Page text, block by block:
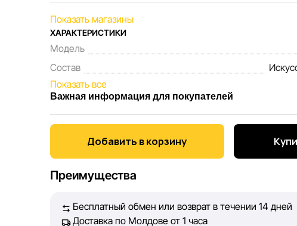
Показать магазины
ХАРАКТЕРИСТИКИ
Модель
Состав
Показать все
Важная информация для покупателей
Мы, команда сети магазинов Sportlandia, ценим
Каждый день мы работаем над тем, чтобы информация о
представленная на сайте, была максимально полной,
принять лучшее решение о покупке.
Однако, несмотря на постоянный контроль, Sportlandia
абсолютную точность всех данных, размещённых на
Добавить в корзину
Преимущества
Бесплатный обмен или возврат в течении 14 дней
Доставка по Молдове от 1 часа